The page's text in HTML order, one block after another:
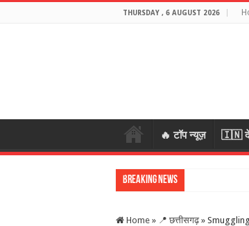
THURSDAY , 6 AUGUST 2026
🔥 टॉप न्यूज़ 🇮🇳
Breaking News
Home » 📍 छत्तीसगढ़ »